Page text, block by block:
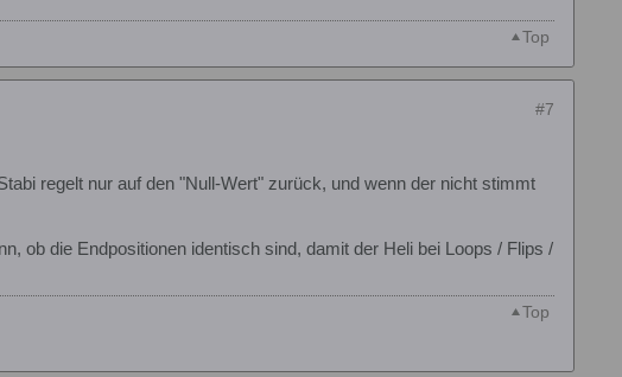
Top
#7
regelt nur auf den "Null-Wert" zurück, und wenn der nicht stimmt
ob die Endpositionen identisch sind, damit der Heli bei Loops / Flips /
Top